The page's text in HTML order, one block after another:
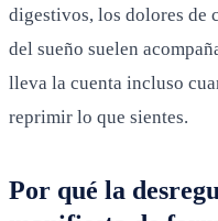
digestivos, los dolores de
del sueño suelen
lleva la cuenta incluso
reprimir lo que sientes.
Por qué la